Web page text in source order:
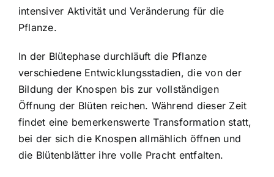
intensiver Aktivität und Veränderung für die
Pflanze.
In der Blütephase durchläuft die Pflanze
verschiedene Entwicklungsstadien, die von der
Bildung der Knospen bis zur vollständigen
Öffnung der Blüten reichen. Während dieser Zeit
findet eine bemerkenswerte Transformation statt,
bei der sich die Knospen allmählich öffnen und
die Blütenblätter ihre volle Pracht entfalten.